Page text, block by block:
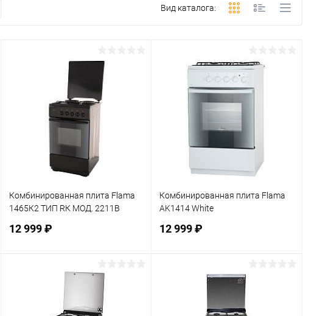
Вид каталога:
Комбинированная плита Flama
1465К2 ТИП RК МОД. 2211B
12 999 ₽
В корзину
Купить в 1 клик К сравнению
Комбинированная плита Flama
АK1414 White
12 999 ₽
В корзину
Купить в 1 клик